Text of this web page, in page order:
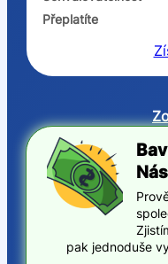
Přeplatíte
pak jednoduše